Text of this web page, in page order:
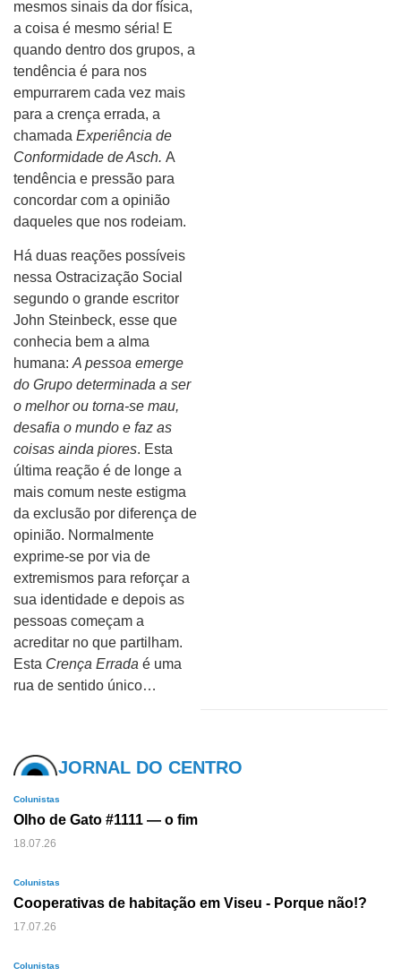
mesmos sinais da dor física,
a coisa é mesmo séria! E
quando dentro dos grupos, a
tendência é para nos
empurrarem cada vez mais
para a crença errada, a
chamada Experiência de
Conformidade de Asch. A
tendência e pressão para
concordar com a opinião
daqueles que nos rodeiam.
Há duas reações possíveis
nessa Ostracização Social
segundo o grande escritor
John Steinbeck, esse que
conhecia bem a alma
humana: A pessoa emerge
do Grupo determinada a ser
o melhor ou torna-se mau,
desafia o mundo e faz as
coisas ainda piores. Esta
última reação é de longe a
mais comum neste estigma
da exclusão por diferença de
opinião. Normalmente
exprime-se por via de
extremismos para reforçar a
sua identidade e depois as
pessoas começam a
acreditar no que partilham.
Esta Crença Errada é uma
rua de sentido único…
JORNAL DO CENTRO
Colunistas
Olho de Gato #1111 — o fim
18.07.26
Colunistas
Cooperativas de habitação em Viseu - Porque não!?
17.07.26
Colunistas